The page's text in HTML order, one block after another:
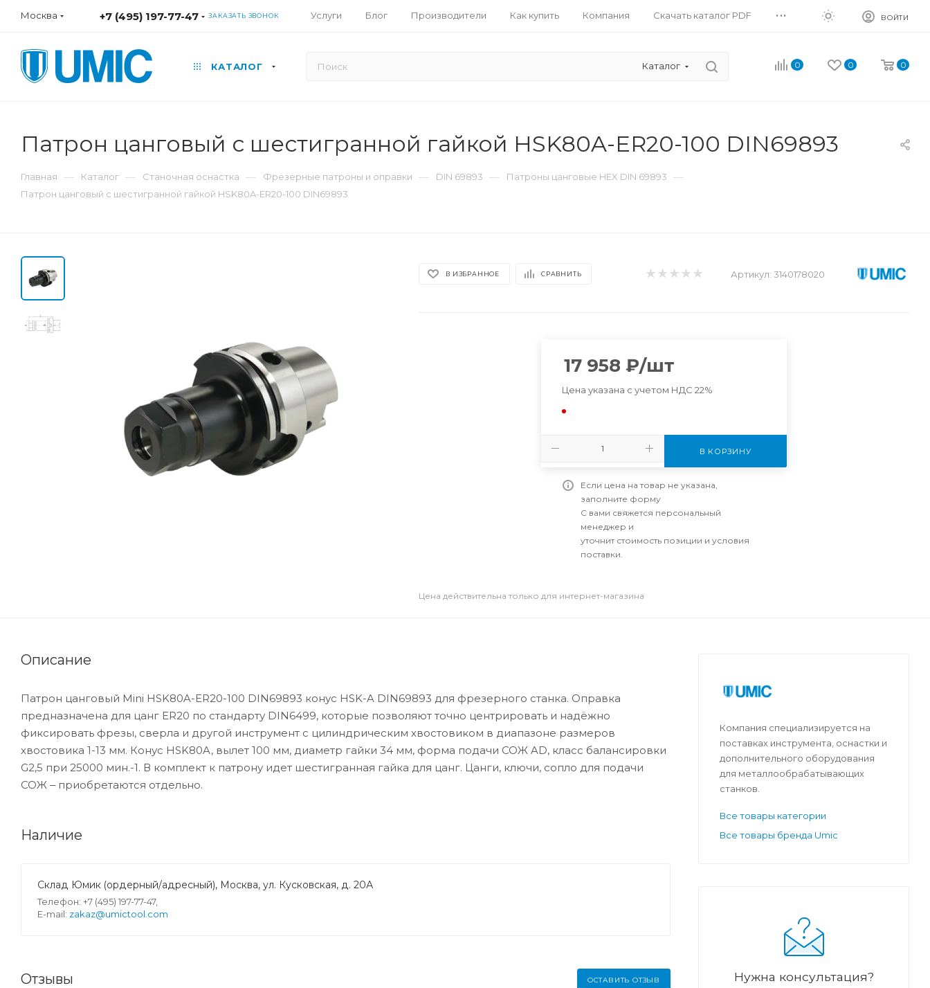
Москва +7 (495) 197-77-47 ЗАКАЗАТЬ ЗВОНОК Услуги Блог Производители Как купить Компания Скачать каталог PDF ... ВОЙТИ
КАТАЛОГ Каталог 0 0 0
Патрон цанговый с шестигранной гайкой HSK80A-ER20-100 DIN69893
Главная — Каталог — Станочная оснастка — Фрезерные патроны и оправки — DIN 69893 — Патроны цанговые HEX DIN 69893 —
Патрон цанговый с шестигранной гайкой HSK80A-ER20-100 DIN69893
В ИЗБРАННОЕ СРАВНИТЬ Артикул: 3140178020
17 958 ₽/шт
Цена указана с учетом НДС 22%
В КОРЗИНУ
Если цена на товар не указана,
заполните форму
С вами свяжется персональный
менеджер и
уточнит стоимость позиции и условия
поставки.
Цена действительна только для интернет-магазина
Описание
Патрон цанговый Mini HSK80A-ER20-100 DIN69893 конус HSK-A DIN69893 для фрезерного станка. Оправка
предназначена для цанг ER20 по стандарту DIN6499, которые позволяют точно центрировать и надёжно
фиксировать фрезы, сверла и другой инструмент с цилиндрическим хвостовиком в диапазоне размеров
хвостовика 1-13 мм. Конус HSK80A, вылет 100 мм, диаметр гайки 34 мм, форма подачи СОЖ AD, класс балансировки
G2,5 при 25000 мин.-1. В комплект к патрону идет шестигранная гайка для цанг. Цанги, ключи, сопло для подачи
СОЖ ‒ приобретаются отдельно.
Наличие
Склад Юмик (ордерный/адресный), Москва, ул. Кусковская, д. 20А
Телефон: +7 (495) 197-77-47,
E-mail: zakaz@umictool.com
Отзывы ОСТАВИТЬ ОТЗЫВ
Компания специализируется на
поставках инструмента, оснастки и
дополнительного оборудования
для металлообрабатывающих
станков.
Все товары категории
Все товары бренда Umic
Нужна консультация?